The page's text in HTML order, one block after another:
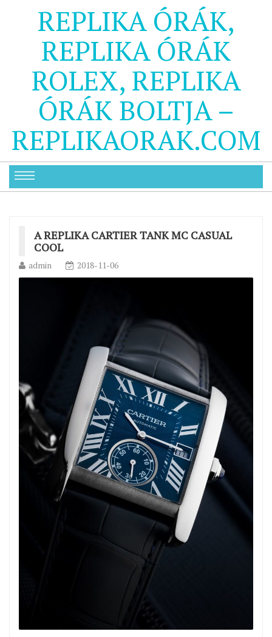
REPLIKA ÓRÁK,
REPLIKA ÓRÁK
ROLEX, REPLIKA
ÓRÁK BOLTJA –
REPLIKAORAK.COM
A REPLIKA CARTIER TANK MC CASUAL
COOL
admin 2018-11-06